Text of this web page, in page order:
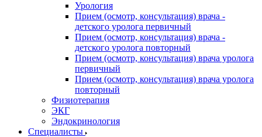
Урология
Прием (осмотр, консультация) врача -
детского уролога первичный
Прием (осмотр, консультация) врача -
детского уролога повторный
Прием (осмотр, консультация) врача уролога
первичный
Прием (осмотр, консультация) врача уролога
повторный
Физиотерапия
ЭКГ
Эндокринология
Специалисты